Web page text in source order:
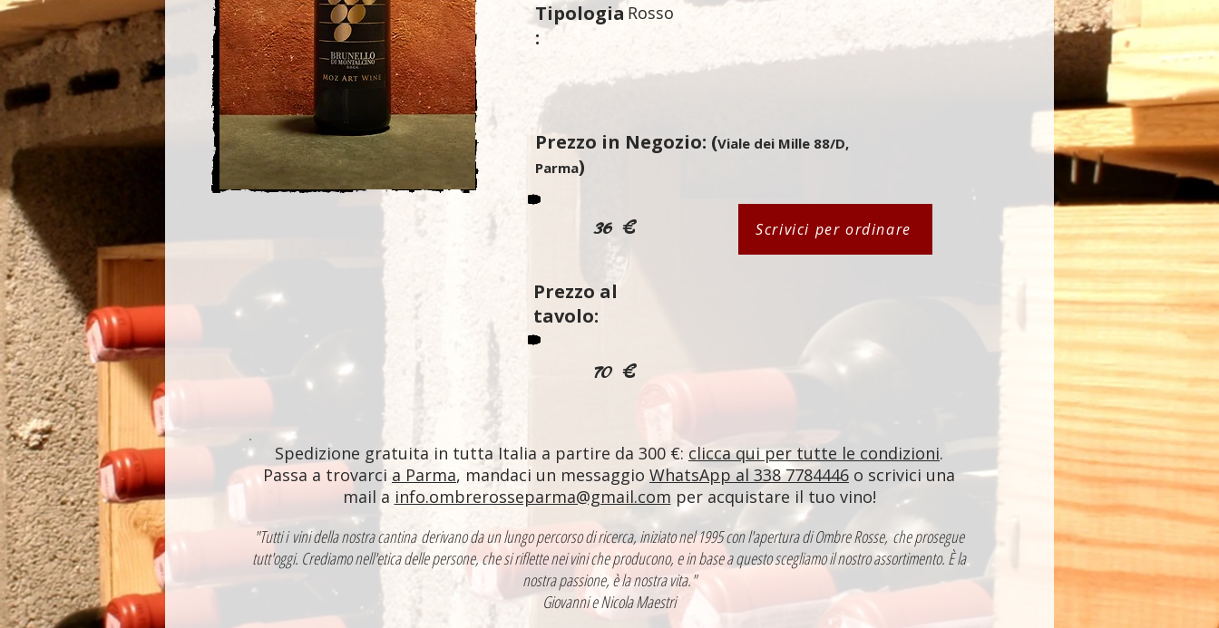
Tipologia
:
Rosso
Prezzo in Negozio: (Viale dei Mille 88/D,
Parma)
36 € Scrivici per ordinare
Prezzo al
tavolo:
70 €
Spedizione gratuita in tutta Italia a partire da 300 €: clicca qui per tutte le condizioni.
Passa a trovarci a Parma, mandaci un messaggio WhatsApp al 338 7784446 o scrivici una
mail a info.ombrerosseparma@gmail.com per acquistare il tuo vino!
"Tutti i vini della nostra cantina derivano da un lungo percorso di ricerca, iniziato nel 1995 con l'apertura di Ombre Rosse, che prosegue
tutt'oggi. Crediamo nell'etica delle persone, che si riflette nei vini che producono, e in base a questo scegliamo il nostro assortimento. È la
nostra passione, è la nostra vita."
Giovanni e Nicola Maestri